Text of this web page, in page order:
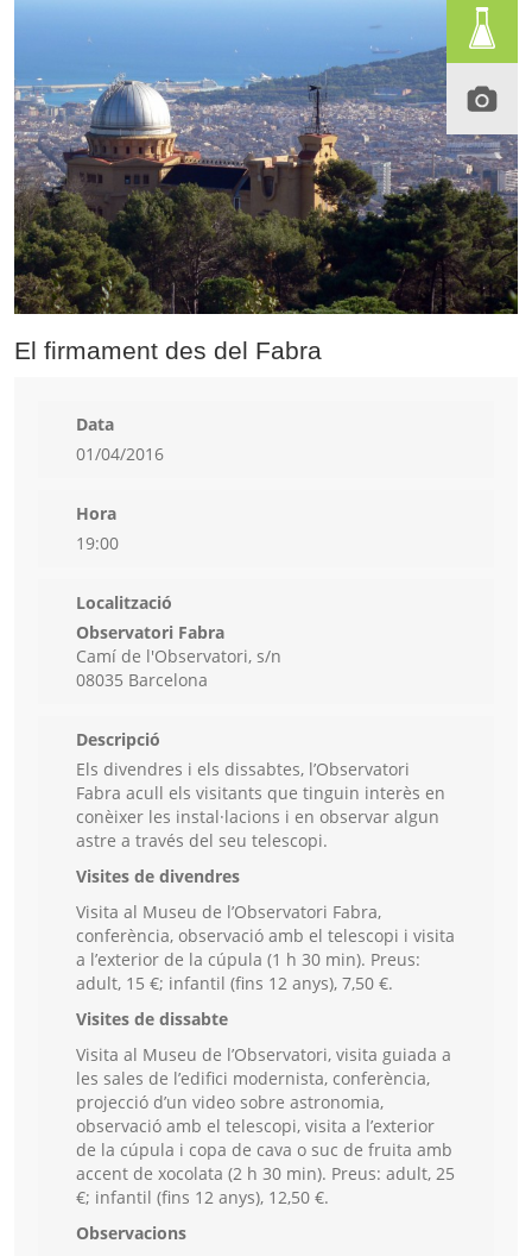
El firmament des del Fabra
Data
01/04/2016
Hora
19:00
Localització
Observatori Fabra
Camí de l'Observatori, s/n
08035 Barcelona
Descripció
Els divendres i els dissabtes, l’Observatori
Fabra acull els visitants que tinguin interès en
conèixer les instal·lacions i en observar algun
astre a través del seu telescopi.
Visites de divendres
Visita al Museu de l’Observatori Fabra,
conferència, observació amb el telescopi i visita
a l’exterior de la cúpula (1 h 30 min). Preus:
adult, 15 €; infantil (fins 12 anys), 7,50 €.
Visites de dissabte
Visita al Museu de l’Observatori, visita guiada a
les sales de l’edifici modernista, conferència,
projecció d’un video sobre astronomia,
observació amb el telescopi, visita a l’exterior
de la cúpula i copa de cava o suc de fruita amb
accent de xocolata (2 h 30 min). Preus: adult, 25
€; infantil (fins 12 anys), 12,50 €.
Observacions